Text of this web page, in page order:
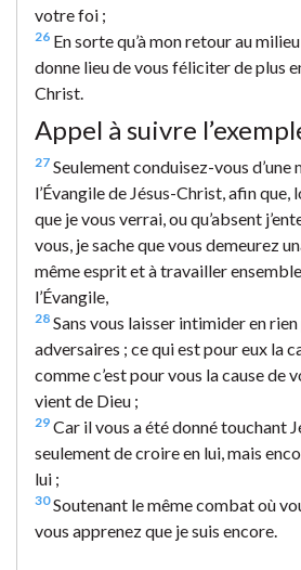
votre foi ;
26 En sorte qu’à mon retour au
donne lieu de vous féliciter de plus
Christ.
Appel à suivre
27 Seulement conduisez-vous d’une
l’Évangile de Jésus-Christ, afin
que je vous verrai, ou qu’absent
vous, je sache que vous demeurez
même esprit et à travailler
l’Évangile,
28 Sans vous laisser intimider en
adversaires ; ce qui est pour eux la
comme c’est pour vous la cause de
vient de Dieu ;
29 Car il vous a été donné touchant
seulement de croire en lui, mais
lui ;
30Soutenant le même combat où
vous apprenez que je suis encore.